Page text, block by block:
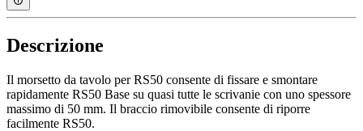
Descrizione
Il morsetto da tavolo per RS50 consente di fissare e smontare
rapidamente RS50 Base su quasi tutte le scrivanie con uno spessore
massimo di 50 mm. Il braccio rimovibile consente di riporre
facilmente RS50.